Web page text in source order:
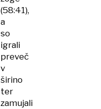
(58:41),
a
so
igrali
preveč
v
širino
ter
zamujali